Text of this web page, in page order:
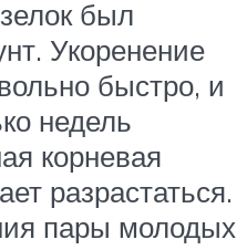
был
Укоренение
быстро, и
недель
корневая
разрастаться.
пары молодых